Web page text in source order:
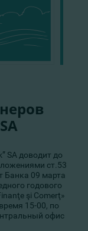
доводит до
ст.53
Банка 09 марта
годового
şi Comerţ»
15-00, по
офис